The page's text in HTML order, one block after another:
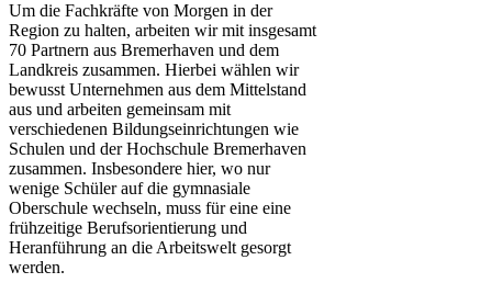
Um die Fachkräfte von Morgen in der
Region zu halten, arbeiten wir mit insgesamt
70 Partnern aus Bremerhaven und dem
Landkreis zusammen. Hierbei wählen wir
bewusst Unternehmen aus dem Mittelstand
aus und arbeiten gemeinsam mit
verschiedenen Bildungseinrichtungen wie
Schulen und der Hochschule Bremerhaven
zusammen. Insbesondere hier, wo nur
wenige Schüler auf die gymnasiale
Oberschule wechseln, muss für eine eine
frühzeitige Berufsorientierung und
Heranführung an die Arbeitswelt gesorgt
werden.